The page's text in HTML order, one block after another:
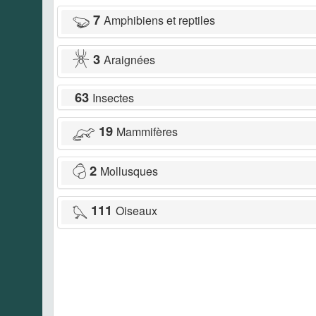
7 Amphibiens et reptiles
3 Araignées
63 Insectes
19 Mammifères
2 Mollusques
111 Oiseaux